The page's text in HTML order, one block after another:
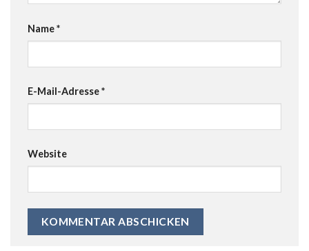
Name*
E-Mail-Adresse*
Website